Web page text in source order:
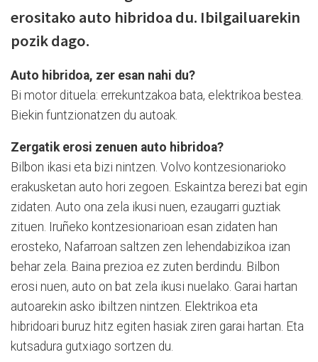
erositako auto hibridoa du. Ibilgailuarekin
pozik dago.
Auto hibridoa, zer esan nahi du?
Bi motor dituela: errekuntzakoa bata, elektrikoa bestea.
Biekin funtzionatzen du autoak.
Zergatik erosi zenuen auto hibridoa?
Bilbon ikasi eta bizi nintzen. Volvo kontzesionarioko
erakusketan auto hori zegoen. Eskaintza berezi bat egin
zidaten. Auto ona zela ikusi nuen, ezaugarri guztiak
zituen. Iruñeko kontzesionarioan esan zidaten han
erosteko, Nafarroan saltzen zen lehendabizikoa izan
behar zela. Baina prezioa ez zuten berdindu. Bilbon
erosi nuen, auto on bat zela ikusi nuelako. Garai hartan
autoarekin asko ibiltzen nintzen. Elektrikoa eta
hibridoari buruz hitz egiten hasiak ziren garai hartan. Eta
kutsadura gutxiago sortzen du.